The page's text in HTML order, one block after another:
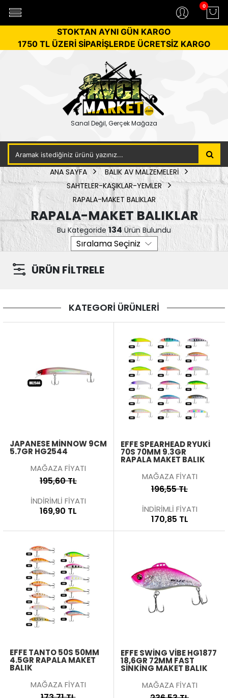
0
STOKTAN AYNI GÜN KARGO
1750 TL ÜZERİ SİPARİŞLERDE ÜCRETSİZ KARGO
Sanal Değil, Gerçek Mağaza
ANA SAYFA
BALIK AV MALZEMELERİ
SAHTELER-KAŞIKLAR-YEMLER
RAPALA-MAKET BALIKLAR
RAPALA-MAKET BALIKLAR
Bu Kategoride134Ürün Bulundu
ÜRÜN FİLTRELE
KATEGORİ ÜRÜNLERİ
JAPANESE MINNOW 9CM
5.7GR HG2544
MAĞAZA FİYATI
195,60 TL
İNDİRİMLİ FİYATI
169,90 TL
EFFE SPEARHEAD RYUKI
70S 70MM 9.3GR
RAPALA MAKET BALIK
MAĞAZA FİYATI
196,55 TL
İNDİRİMLİ FİYATI
170,85 TL
EFFE TANTO 50S 50MM
4.5GR RAPALA MAKET
BALIK
MAĞAZA FİYATI
EFFE SWING VIBE HG1877
18,6GR 72MM FAST
SINKING MAKET BALIK
MAĞAZA FİYATI